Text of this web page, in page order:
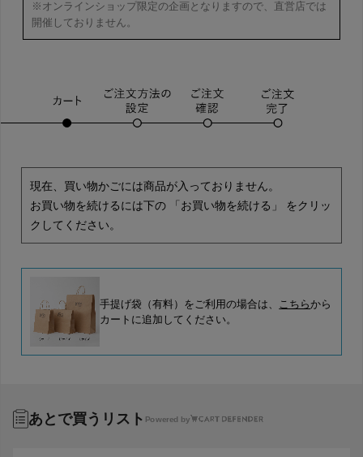
※オンラインショップ限定の企画となりますので、直営店では
開催しておりません。
現在、買い物かごには商品が入っておりません。
お買い物を続けるには下の 「お買い物を続ける」 をクリッ
クしてください。
手提げ袋（有料）をご利用の場合は、 こちらから
カートに追加してください。
あとで買うリスト Powered by